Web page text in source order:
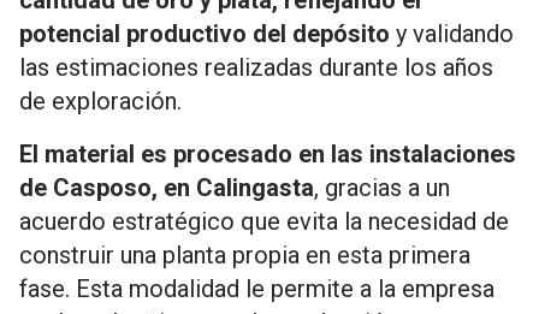
potencial productivo del depósito y validando
las estimaciones realizadas durante los años
de exploración.
El material es procesado en las instalaciones
de Casposo, en Calingasta, gracias a un
acuerdo estratégico que evita la necesidad de
construir una planta propia en esta primera
fase. Esta modalidad le permite a la empresa